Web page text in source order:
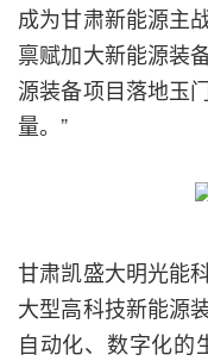
成为甘肃新能源主
禀赋加大新能源装
源装备项目落地玉
量。”
甘肃凯盛大明光能
大型高科技新能源
自动化、数字化的